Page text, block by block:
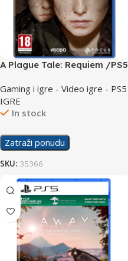
A Plague Tale: Requiem /PS5
Gaming i igre - Video igre - PS5
IGRE
In stock
Zatraži ponudu
SKU: 35366